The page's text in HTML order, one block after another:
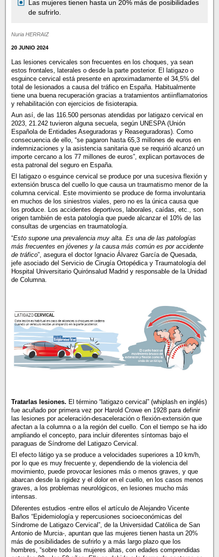
Las mujeres tienen hasta un 20% más de posibilidades
de sufrirlo.
Nuria HERRAIZ
20 JUNIO 2024
Las lesiones cervicales son frecuentes en los choques, ya sean
estos frontales, laterales o desde la parte posterior. El latigazo o
esguince cervical está presente en aproximadamente el 34,5% del
total de lesionados a causa del tráfico en España. Habitualmente
tiene una buena recuperación gracias a tratamientos antiinflamatorios
y rehabilitación con ejercicios de fisioterapia.
Aun así, de las 116.500 personas atendidas por latigazo cervical en
2023, 21.242 tuvieron alguna secuela, según UNESPA (Unión
Española de Entidades Aseguradoras y Reaseguradoras). Como
consecuencia de ello, “se pagaron hasta 65,3 millones de euros en
indemnizaciones y la asistencia sanitaria que se requirió alcanzó un
importe cercano a los 77 millones de euros”, explican portavoces de
esta patronal del seguro en España.
El latigazo o esguince cervical se produce por una sucesiva flexión y
extensión brusca del cuello lo que causa un traumatismo menor de la
columna cervical. Este movimiento se produce de forma involuntaria
en muchos de los siniestros viales, pero no es la única causa que
los produce. Los accidentes deportivos, laborales, caídas, etc., son
origen también de esta patología que puede alcanzar el 10% de las
consultas de urgencias en traumatología.
“Esto supone una prevalencia muy alta. Es una de las patologías
más frecuentes en jóvenes y la causa más común es por accidente
de tráfico”, asegura el doctor Ignacio Álvarez García de Quesada,
jefe asociado del Servicio de Cirugía Ortopédica y Traumatología del
Hospital Universitario Quirónsalud Madrid y responsable de la Unidad
de Columna.
Tratarlas lesiones. El término “latigazo cervical” (whiplash en inglés)
fue acuñado por primera vez por Harold Crowe en 1928 para definir
las lesiones por aceleración-desaceleración o flexión-extensión que
afectan a la columna o a la región del cuello. Con el tiempo se ha ido
ampliando el concepto, para incluir diferentes síntomas bajo el
paraguas de Síndrome del Latigazo Cervical.
El efecto látigo ya se produce a velocidades superiores a 10 km/h,
por lo que es muy frecuente y, dependiendo de la violencia del
movimiento, puede provocar lesiones más o menos graves, y que
abarcan desde la rigidez y el dolor en el cuello, en los casos menos
graves, a los problemas neurológicos, en lesiones mucho más
intensas.
Diferentes estudios -entre ellos el artículo de Alejandro Vicente
Baños “Epidemiología y repercusiones socioeconómicas del
Síndrome de Latigazo Cervical”, de la Universidad Católica de San
Antonio de Murcia-, apuntan que las mujeres tienen hasta un 20%
más de posibilidades de sufrirlo y a más largo plazo que los
hombres, “sobre todo las mujeres altas, con edades comprendidas